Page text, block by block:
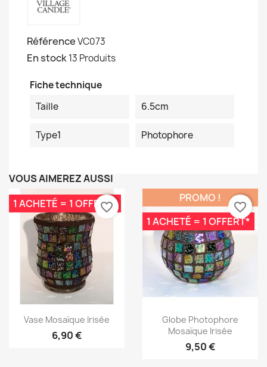
RéférenceVC073
En stock13 Produits
Fiche technique
Taille
6.5cm
Type1 Photophore
VOUS AIMEREZ AUSSI
Aperçu rapide
Vase Mosaïque Irisée
6,90 €
1 ACHETÉ = 1 OFFERT*
favorite_border
Aperçu rapide
Globe Photophore
Mosaïque Irisée
9,50 €
PROMO !
1 ACHETÉ = 1 OFFERT*
favorite_border